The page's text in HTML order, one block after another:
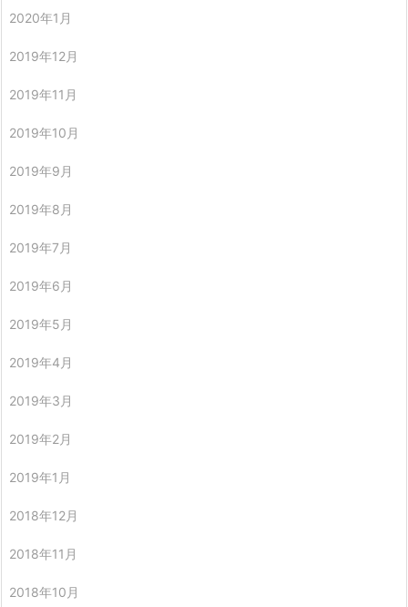
2020年1月
2019年12月
2019年11月
2019年10月
2019年9月
2019年8月
2019年7月
2019年6月
2019年5月
2019年4月
2019年3月
2019年2月
2019年1月
2018年12月
2018年11月
2018年10月